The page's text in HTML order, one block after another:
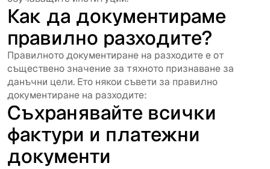
Как да документираме
правилно разходите?
Правилното документиране на разходите е от
съществено значение за тяхното признаване за
данъчни цели. Ето някои съвети за правилно
документиране на разходите:
Съхранявайте всички
фактури и платежни
документи